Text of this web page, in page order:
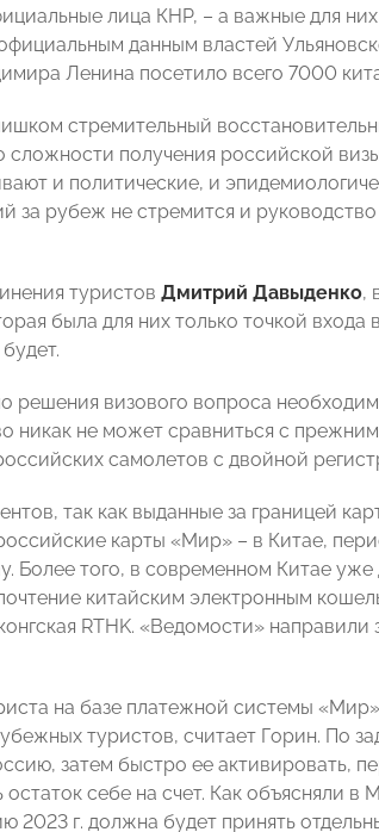
лица КНР, – а важные для
данным властей
Ленина посетило всего 7000
стремительный
получения российской
и политические, и
за рубеж не стремится и
туристов Дмитрий Давыденко,
была для них только точкой
решения визового вопроса
никак не может сравниться с
самолетов с двойной
так как выданные за границей
карты «Мир» – в Китае,
Более того, в современном Китае уже
китайским электронным
RTHK. «Ведомости»
на базе платежной системы
туристов, считает Горин. По
затем быстро ее активировать,
остаток себе на счет. Как объясняли в
г. должна будет принять